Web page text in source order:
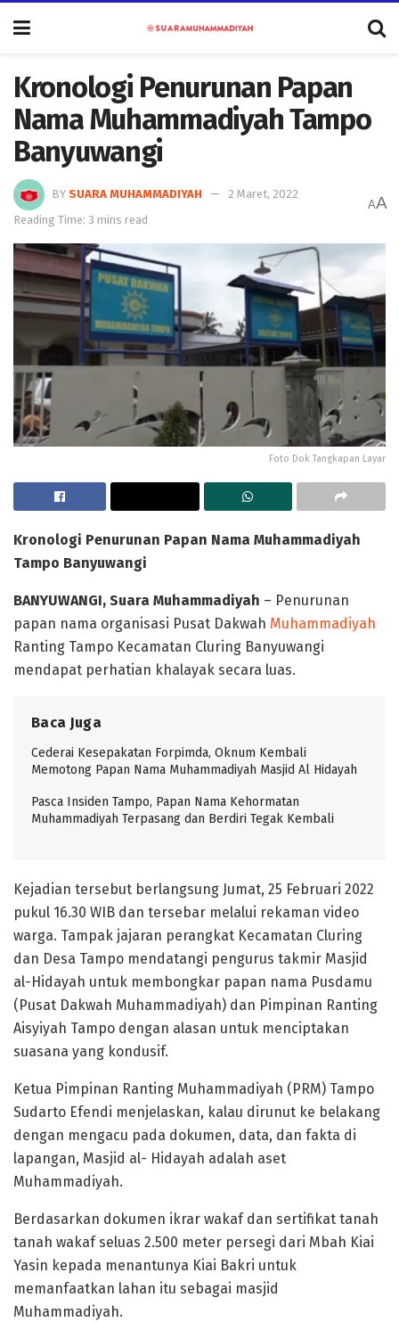
Kronologi Penurunan Papan
Nama Muhammadiyah Tampo
Banyuwangi
BY SUARA MUHAMMADIYAH
2 Maret, 2022
Reading Time: 3 mins read
AA
Foto Dok Tangkapan Layar
Kronologi Penurunan Papan Nama Muhammadiyah
Tampo Banyuwangi
BANYUWANGI, Suara Muhammadiyah – Penurunan
papan nama organisasi Pusat Dakwah Muhammadiyah
Ranting Tampo Kecamatan Cluring Banyuwangi
mendapat perhatian khalayak secara luas.
Baca Juga
Cederai Kesepakatan Forpimda, Oknum Kembali
Memotong Papan Nama Muhammadiyah Masjid Al Hidayah
Pasca Insiden Tampo, Papan Nama Kehormatan
Muhammadiyah Terpasang dan Berdiri Tegak Kembali
Kejadian tersebut berlangsung Jumat, 25 Februari 2022
pukul 16.30 WIB dan tersebar melalui rekaman video
warga. Tampak jajaran perangkat Kecamatan Cluring
dan Desa Tampo mendatangi pengurus takmir Masjid
al-Hidayah untuk membongkar papan nama Pusdamu
(Pusat Dakwah Muhammadiyah) dan Pimpinan Ranting
Aisyiyah Tampo dengan alasan untuk menciptakan
suasana yang kondusif.
Ketua Pimpinan Ranting Muhammadiyah (PRM) Tampo
Sudarto Efendi menjelaskan, kalau dirunut ke belakang
dengan mengacu pada dokumen, data, dan fakta di
lapangan, Masjid al- Hidayah adalah aset
Muhammadiyah.
Berdasarkan dokumen ikrar wakaf dan sertifikat tanah
tanah wakaf seluas 2.500 meter persegi dari Mbah Kiai
Yasin kepada menantunya Kiai Bakri untuk
memanfaatkan lahan itu sebagai masjid
Muhammadiyah.